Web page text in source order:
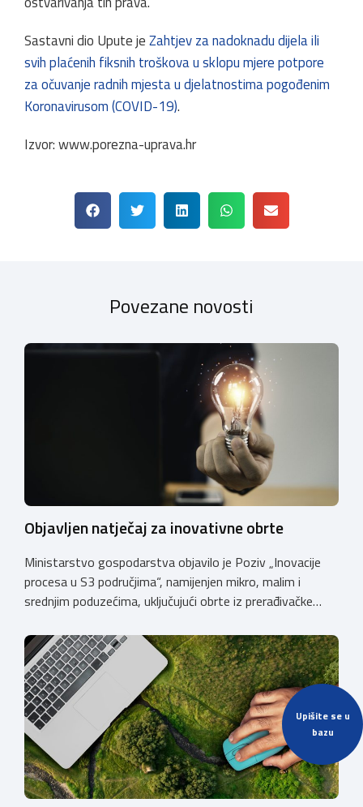
Upišite se u
bazu
Sastavni dio Upute jeZahtjev za nadoknadu dijela ili
svih plaćenih fiksnih troškova u sklopu mjere potpore
za očuvanje radnih mjesta u djelatnostima pogođenim
Koronavirusom (COVID-19)​​​. ​​​​​
Izvor: www.porezna-uprava.hr
Povezane novosti
Objavljen natječaj za inovativne obrte
Ministarstvo gospodarstva objavilo je Poziv „Inovacije
procesa u S3 područjima“, namijenjen mikro, malim i
srednjim poduzećima, uključujući obrte iz prerađivačke
uspješnije plasirati na tržište kroz modernizaciju poslovnih
procesa. Poziv se provodi u okviru PKK 2021. – 2027. Cilj
Poziva je potaknuti uvođenje inovacija procesa i
organizacije poslovanja koje […]